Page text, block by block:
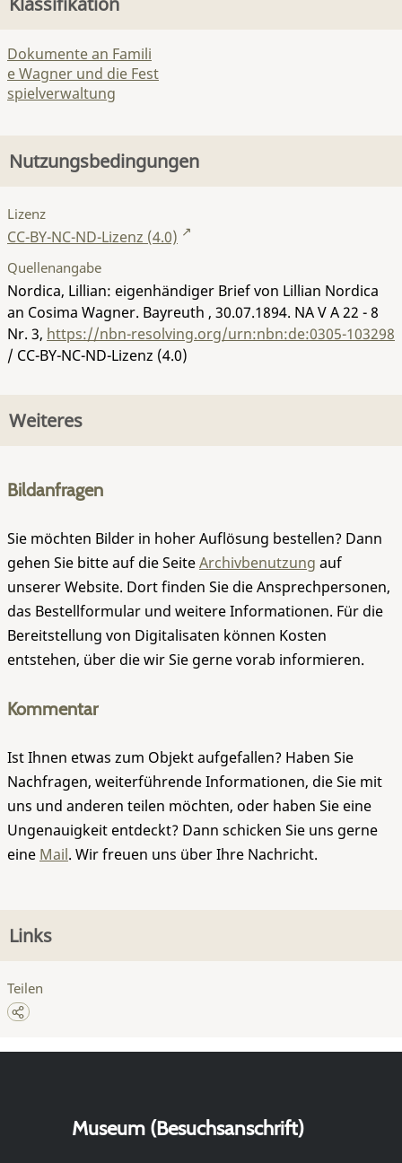
Dokumente an Famili
e Wagner und die Fest
spielverwaltung
Nutzungsbedingungen
Lizenz
CC-BY-NC-ND-Lizenz (4.0)
Quellenangabe
Nordica, Lillian: eigenhändiger Brief von Lillian Nordica
an Cosima Wagner. Bayreuth , 30.07.1894. NA V A 22 - 8
Nr. 3, https://nbn-resolving.org/urn:nbn:de:0305-103298
/ CC-BY-NC-ND-Lizenz (4.0)
Weiteres
Bildanfragen
Sie möchten Bilder in hoher Auflösung bestellen? Dann
gehen Sie bitte auf die SeiteArchivbenutzung auf
unserer Website. Dort finden Sie die Ansprechpersonen,
das Bestellformular und weitere Informationen. Für die
Bereitstellung von Digitalisaten können Kosten
entstehen, über die wir Sie gerne vorab informieren.
Kommentar
Ist Ihnen etwas zum Objekt aufgefallen? Haben Sie
Nachfragen, weiterführende Informationen, die Sie mit
uns und anderen teilen möchten, oder haben Sie eine
Ungenauigkeit entdeckt? Dann schicken Sie uns gerne
eine Mail. Wir freuen uns über Ihre Nachricht.
Links
Teilen
Museum (Besuchsanschrift)